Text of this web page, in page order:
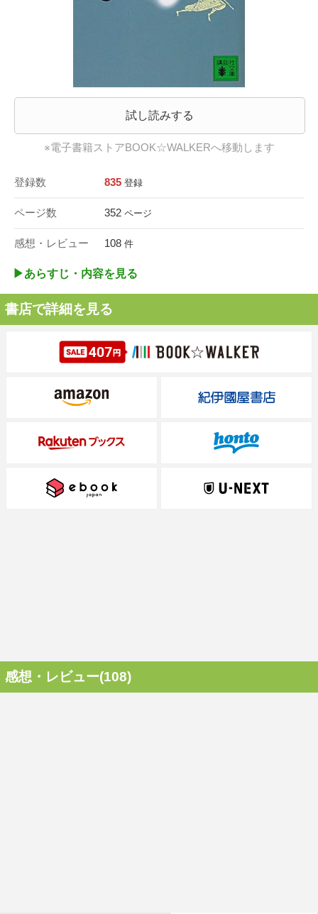
試し読みする
※電子書籍ストアBOOK☆WALKERへ移動します
登録数 835 登録
ページ数 352 ページ
感想・レビュー 108 件
▶︎あらすじ・内容を見る
書店で詳細を見る
感想・レビュー(108)